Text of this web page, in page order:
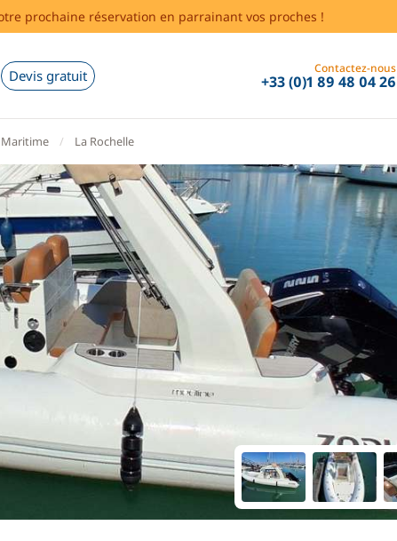
prochaine réservation en parrainant vos proches !
Devis gratuit Contactez-nous
+33 (0)1 89 48 04 26
La Rochelle